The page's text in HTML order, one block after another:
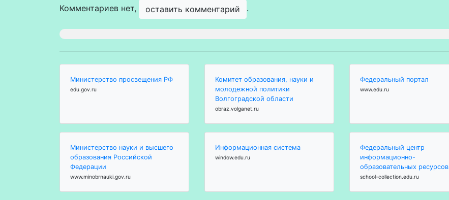
Комментариев нет, оставить комментарий .
Министерство просвещения РФ
edu.gov.ru
Комитет образования, науки и
молодежной политики
Волгоградской области
obraz.volganet.ru
Федеральный портал
www.edu.ru
Министерство науки и высшего
образования Российской
Федерации
www.minobrnauki.gov.ru
Информационная система
window.edu.ru
Федеральный центр
информационно-
образовательных ресурсов
school-collection.edu.ru